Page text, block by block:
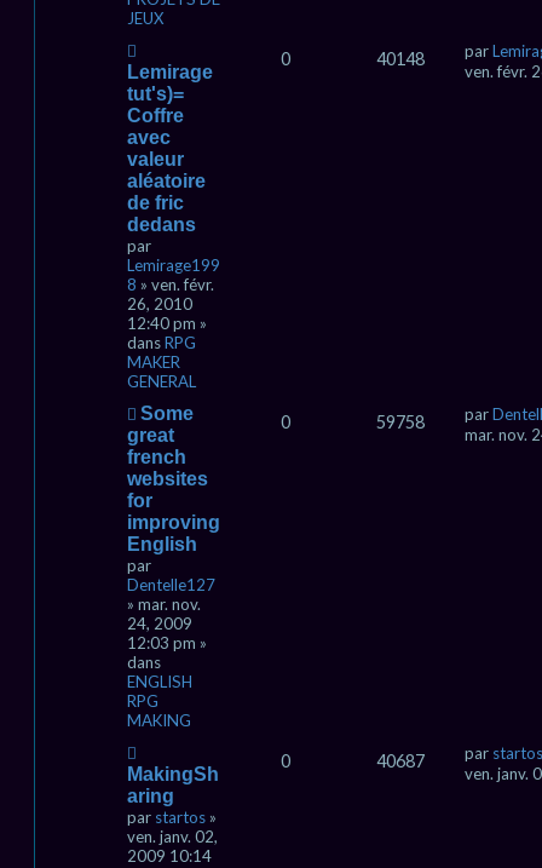
JEUX
o
u
v
e
a
u
m
e
s
s
a
g
e
Lemirage
tut's)=
Coffre
avec
valeur
aléatoire
de fric
dedans
par
Lemirage199
8 » ven. févr.
26, 2010
12:40 pm »
dansRPG
MAKER
GENERAL
0 40148 par
ven. févr.
N
o
u
v
e
a
u
m
e
s
s
a
g
e
Some
great
french
websites
for
improving
English
par
Dentelle127
» mar. nov.
24, 2009
12:03 pm »
dans
ENGLISH
RPG
MAKING
0 59758 par
mar. nov.
o
u
v
e
a
MakingSh
aring
par startos »
ven. janv. 02,
2009 10:14
0 40687 par startos
ven. janv.